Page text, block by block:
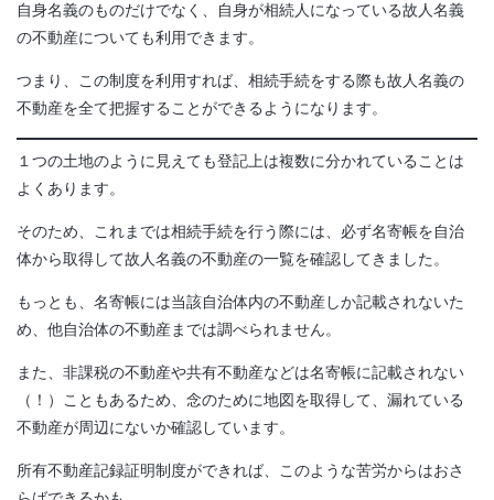
自身名義のものだけでなく、自身が相続人になっている故人名義
の不動産についても利用できます。
つまり、この制度を利用すれば、相続手続をする際も故人名義の
不動産を全て把握することができるようになります。
１つの土地のように見えても登記上は複数に分かれていることは
よくあります。
そのため、これまでは相続手続を行う際には、必ず名寄帳を自治
体から取得して故人名義の不動産の一覧を確認してきました。
もっとも、名寄帳には当該自治体内の不動産しか記載されないた
め、他自治体の不動産までは調べられません。
また、非課税の不動産や共有不動産などは名寄帳に記載されない
（！）こともあるため、念のために地図を取得して、漏れている
不動産が周辺にないか確認しています。
所有不動産記録証明制度ができれば、このような苦労からはおさ